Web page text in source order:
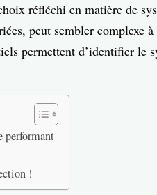
réfléchi en matière de
peut sembler complexe
permettent d’identifier le
performant
!